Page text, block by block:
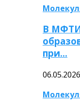
В
при…
06.05.2026